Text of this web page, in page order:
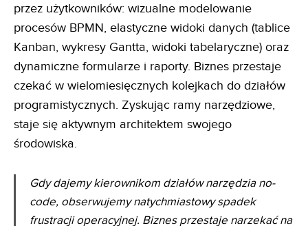
przez użytkowników: wizualne modelowanie
procesów BPMN, elastyczne widoki danych (tablice
Kanban, wykresy Gantta, widoki tabelaryczne) oraz
dynamiczne formularze i raporty. Biznes przestaje
czekać w wielomiesięcznych kolejkach do działów
programistycznych. Zyskując ramy narzędziowe,
staje się aktywnym architektem swojego
środowiska.
Gdy dajemy kierownikom działów narzędzia no-
code, obserwujemy natychmiastowy spadek
frustracji operacyjnej. Biznes przestaje narzekać na